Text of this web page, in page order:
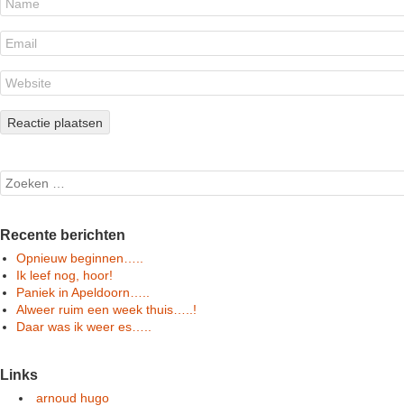
Search
Recente berichten
Opnieuw beginnen…..
Ik leef nog, hoor!
Paniek in Apeldoorn…..
Alweer ruim een week thuis…..!
Daar was ik weer es…..
Links
arnoud hugo